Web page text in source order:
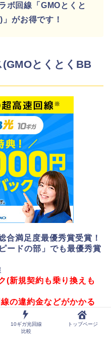
ボ回線「GMOとくと
がお得です！
とくとくBB
合満足度最優秀賞受賞！
ードの部」でも最優秀賞
(新規契約も乗り換えも
の違約金などがかかる
ック！(5,000円キャッシ
キャッシュバック！)
最大27,000円キャッシ
10ギガ光回線
比較
トップページ